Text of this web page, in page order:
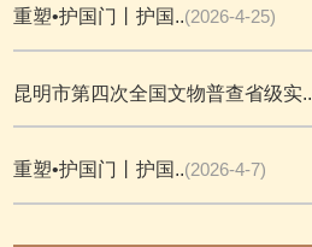
重塑•护国门丨护国..(2026-4-25)
昆明市第四次全国文物普查省级实..
重塑•护国门丨护国..(2026-4-7)